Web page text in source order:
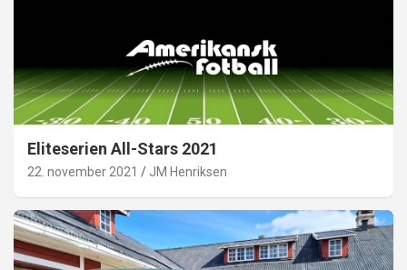
Eliteserien All-Stars 2021
22. november 2021 JM Henriksen